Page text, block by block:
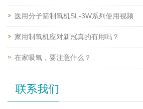
医用分子筛制氧机SL-3W系列使用视频
家用制氧机应对新冠真的有用吗？
在家吸氧，要注意什么？
联系我们